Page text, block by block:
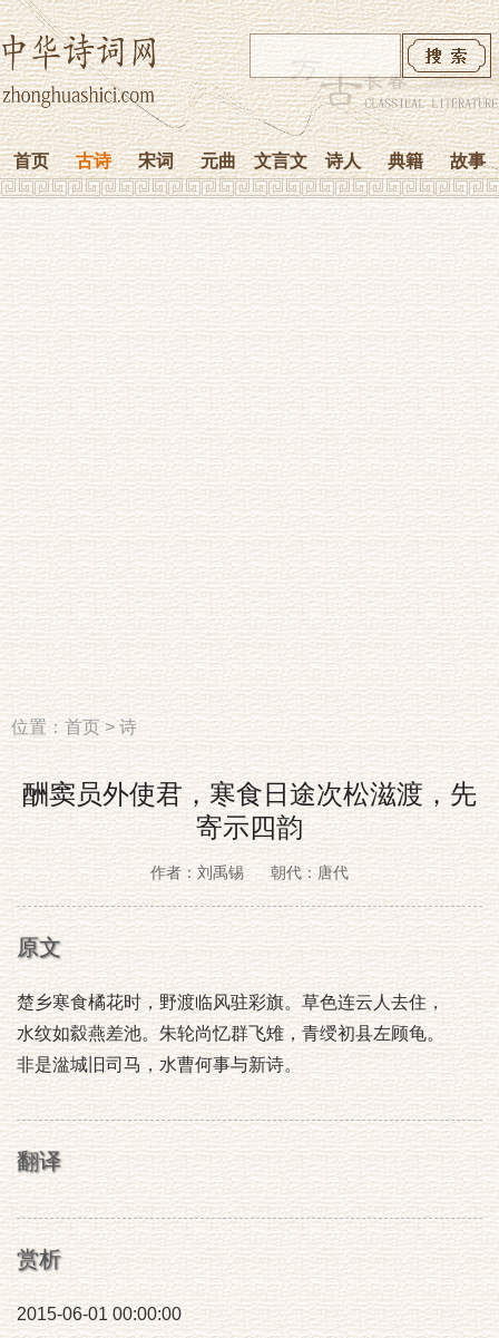
首页 古诗 宋词 元曲 文言文 诗人 典籍 故事
位置：首页>诗
酬窦员外使君，寒食日途次松滋渡，先
寄示四韵
作者：刘禹锡 朝代：唐代
原文
楚乡寒食橘花时，野渡临风驻彩旗。草色连云人去住，
水纹如縠燕差池。朱轮尚忆群飞雉，青绶初县左顾龟。
非是湓城旧司马，水曹何事与新诗。
翻译
赏析
2015-06-01 00:00:00